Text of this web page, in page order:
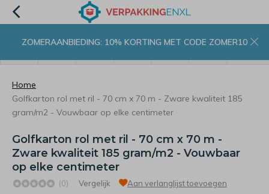
ZOMERAANBIEDING: 10% KORTING MET CODE ZOMER10
Home
Golfkarton rol met ril - 70 cm x 70 m - Zware kwaliteit 185
gram/m2 - Vouwbaar op elke centimeter
Golfkarton rol met ril - 70 cm x 70 m -
Zware kwaliteit 185 gram/m2 - Vouwbaar
op elke centimeter
(0) Vergelijk Aan verlanglijst toevoegen